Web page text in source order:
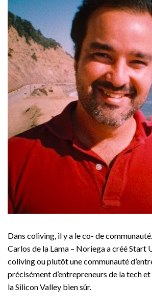
Dans coliving, il y a le co- de
Carlos de la Lama – Noriega a créé Start
coliving ou plutôt une communauté
précisément d’entrepreneurs de la tech
la Silicon Valley bien sûr.